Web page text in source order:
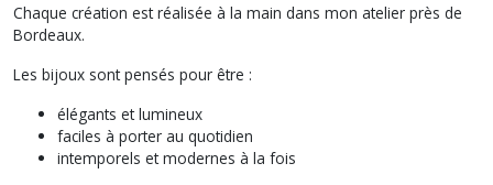
Chaque création est réalisée à la main dans mon atelier près de
Bordeaux.
Les bijoux sont pensés pour être :
élégants et lumineux
faciles à porter au quotidien
intemporels et modernes à la fois